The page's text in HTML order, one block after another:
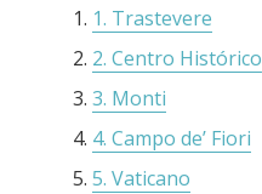
1. Trastevere
2. Centro Histórico
3. Monti
4. Campo de’ Fiori
5. Vaticano